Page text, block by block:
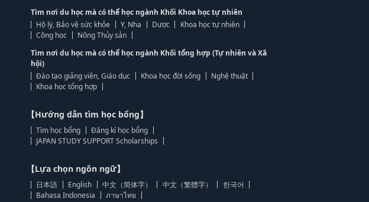
Tìm nơi du học mà có thể học ngành Khối Khoa học tự nhiên
Hộ lý, Bảo vệ sức khỏe
Y, Nha Dược
Khoa học tự nhiên
Công học
Nông Thủy sản
Tìm nơi du học mà có thể học ngành Khối tổng hợp (Tự nhiên và Xã
hội)
Đào tạo giảng viên, Giáo dục
Khoa học đời sống
Nghệ thuật
Khoa học tổng hợp
【Hướng dẫn tìm học bổng】
Tìm học bổng
Đăng kí học bổng
JAPAN STUDY SUPPORT Scholarships
【Lựa chọn ngôn ngữ】
日本語 English 中文（简体字） 中文（繁體字）
한국어
Bahasa Indonesia
ภาษาไทย